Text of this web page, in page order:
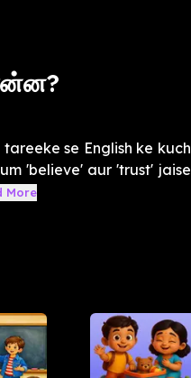
se English ke kuch
'believe' aur 'trust' jaise
More